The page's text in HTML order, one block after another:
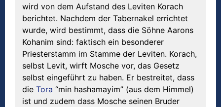
wird von dem Aufstand des Leviten Korach
berichtet. Nachdem der Tabernakel errichtet
wurde, wird bestimmt, dass die Söhne Aarons
Kohanim sind: faktisch ein besonderer
Priesterstamm im Stamme der Leviten. Korach,
selbst Levit, wirft Mosche vor, das Gesetz
selbst eingeführt zu haben. Er bestreitet, dass
die Tora “min hashamayim” (aus dem Himmel)
ist und zudem dass Mosche seinen Bruder